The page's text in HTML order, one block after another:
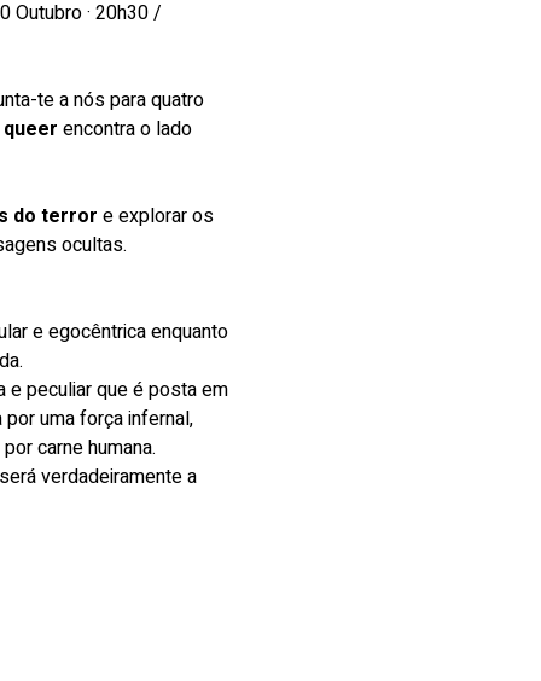
Outubro · 20h30 /
te a nós para quatro
encontra o lado
do terror e explorar os
ocultas.
e egocêntrica enquanto
e peculiar que é posta em
uma força infernal,
carne humana.
verdadeiramente a